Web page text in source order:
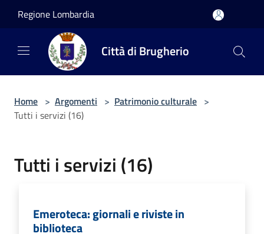
Regione Lombardia
Città di Brugherio
Home > Argomenti > Patrimonio culturale >
Tutti i servizi (16)
Tutti i servizi (16)
Emeroteca: giornali e riviste in
biblioteca